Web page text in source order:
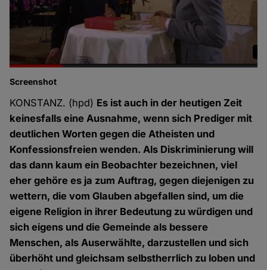
Screenshot
KONSTANZ. (hpd) Es ist auch in der heutigen Zeit
keinesfalls eine Ausnahme, wenn sich Prediger mit
deutlichen Worten gegen die Atheisten und
Konfessionsfreien wenden. Als Diskriminierung will
das dann kaum ein Beobachter bezeichnen, viel
eher gehöre es ja zum Auftrag, gegen diejenigen zu
wettern, die vom Glauben abgefallen sind, um die
eigene Religion in ihrer Bedeutung zu würdigen und
sich eigens und die Gemeinde als bessere
Menschen, als Auserwählte, darzustellen und sich
überhöht und gleichsam selbstherrlich zu loben und